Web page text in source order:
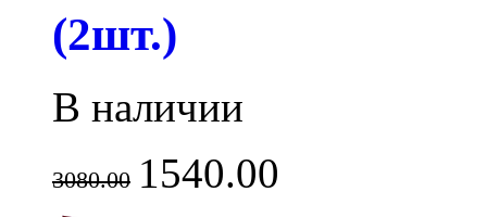
(2шт.)
В наличии
3080.00 1540.00